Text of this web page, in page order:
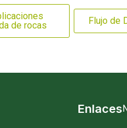
de rocas
Flujo de
Enlaces